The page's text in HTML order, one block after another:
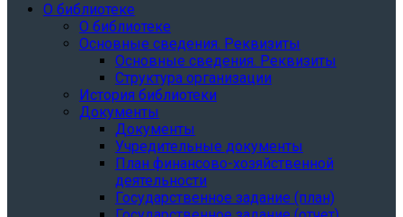
О библиотеке
О библиотеке
Основные сведения. Реквизиты
Основные сведения. Реквизиты
Структура организации
История библиотеки
Документы
Документы
Учредительные документы
План финансово-хозяйственной
деятельности
Государственное задание (план)